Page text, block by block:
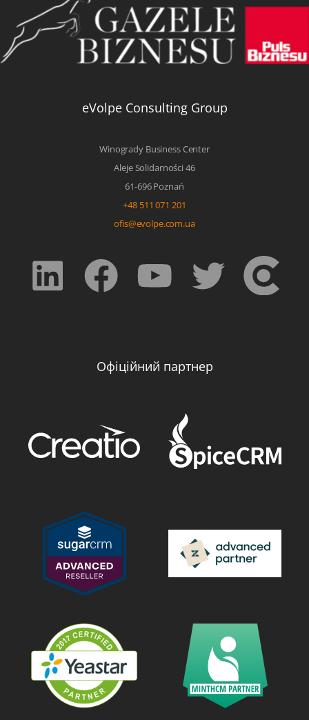
eVolpe Consulting Group
Winogrady Business Center
Aleje Solidarności 46
61-696 Poznań
+48 511 071 201
ofis@evolpe.com.ua
Офіційний партнер